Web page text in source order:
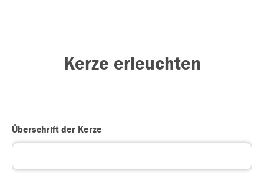
Kerze erleuchten
Überschrift der Kerze